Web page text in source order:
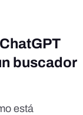
buscador
está